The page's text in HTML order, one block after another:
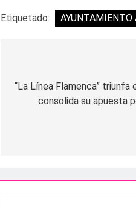
Etiquetado: AYUNTAMIENTO
de
“La Línea Flamenca” triunfa
consolida su apuesta